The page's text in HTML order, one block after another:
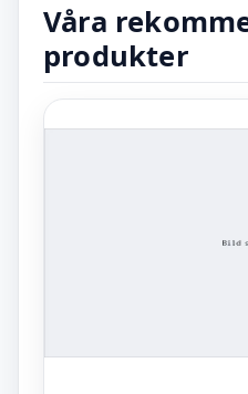
Våra
produkter